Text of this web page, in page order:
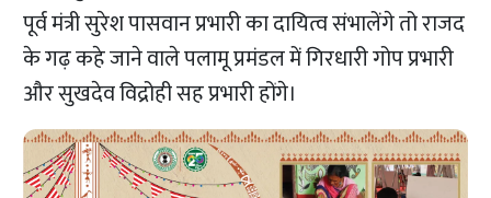
पूर्व मंत्री सुरेश पासवान प्रभारी का दायित्व संभालेंगे तो राजद
के गढ़ कहे जाने वाले पलामू प्रमंडल में गिरधारी गोप प्रभारी
और सुखदेव विद्रोही सह प्रभारी होंगे।